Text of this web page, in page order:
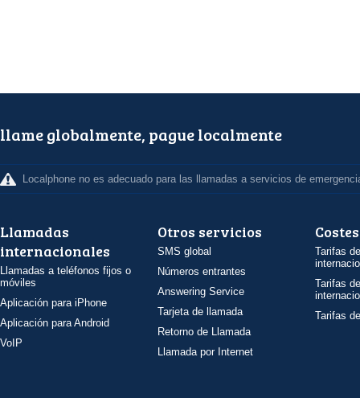
llame globalmente, pague localmente
Localphone no es adecuado para las llamadas a servicios de
Llamadas
internacionales
Llamadas a teléfonos fijos o
móviles
Aplicación para iPhone
Aplicación para Android
VoIP
Otros servicios
SMS global
Números entrantes
Answering Service
Tarjeta de llamada
Retorno de Llamada
Llamada por Internet
Costes
Tarifas
Tarifas
Tarifas